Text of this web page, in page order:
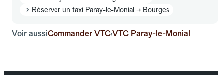
Réserver un taxi Paray-le-Monial → Bourges
Voir aussiCommander VTC›VTC Paray-le-Monial